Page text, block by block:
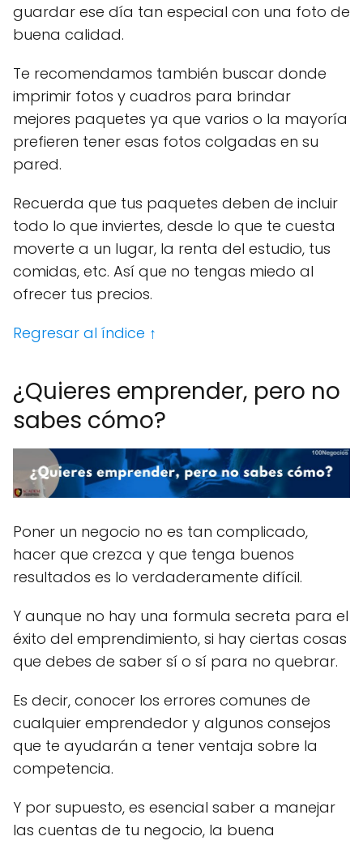
guardar ese día tan especial con una foto de
buena calidad.
Te recomendamos también buscar donde
imprimir fotos y cuadros para brindar
mejores paquetes ya que varios o la mayoría
prefieren tener esas fotos colgadas en su
pared.
Recuerda que tus paquetes deben de incluir
todo lo que inviertes, desde lo que te cuesta
moverte a un lugar, la renta del estudio, tus
comidas, etc. Así que no tengas miedo al
ofrecer tus precios.
Regresar al índice ↑
¿Quieres emprender, pero no
sabes cómo?
Poner un negocio no es tan complicado,
hacer que crezca y que tenga buenos
resultados es lo verdaderamente difícil.
Y aunque no hay una formula secreta para el
éxito del emprendimiento, si hay ciertas cosas
que debes de saber sí o sí para no quebrar.
Es decir, conocer los errores comunes de
cualquier emprendedor y algunos consejos
que te ayudarán a tener ventaja sobre la
competencia.
Y por supuesto, es esencial saber a manejar
las cuentas de tu negocio, la buena